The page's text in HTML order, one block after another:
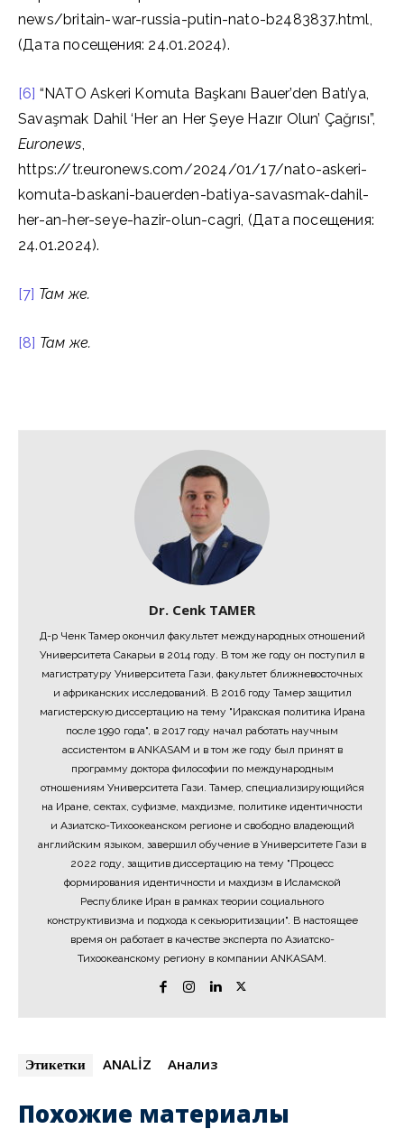
news/britain-war-russia-putin-nato-b2483837.html,
(Дата посещения: 24.01.2024).
[6] “NATO Askeri Komuta Başkanı Bauer’den Batı’ya,
Savaşmak Dahil ‘Her an Her Şeye Hazır Olun’ Çağrısı”,
Euronews,
https://tr.euronews.com/2024/01/17/nato-askeri-
komuta-baskani-bauerden-batiya-savasmak-dahil-
her-an-her-seye-hazir-olun-cagri, (Дата посещения:
24.01.2024).
[7] Там же.
[8] Там же.
Dr. Cenk TAMER
Д-р Ченк Тамер окончил факультет международных отношений
Университета Сакарьи в 2014 году. В том же году он поступил в
магистратуру Университета Гази, факультет ближневосточных
и африканских исследований. В 2016 году Тамер защитил
магистерскую диссертацию на тему "Иракская политика Ирана
после 1990 года", в 2017 году начал работать научным
ассистентом в ANKASAM и в том же году был принят в
программу доктора философии по международным
отношениям Университета Гази. Тамер, специализирующийся
на Иране, сектах, суфизме, махдизме, политике идентичности
и Азиатско-Тихоокеанском регионе и свободно владеющий
английским языком, завершил обучение в Университете Гази в
2022 году, защитив диссертацию на тему "Процесс
формирования идентичности и махдизм в Исламской
Республике Иран в рамках теории социального
конструктивизма и подхода к секьюритизации". В настоящее
время он работает в качестве эксперта по Азиатско-
Тихоокеанскому региону в компании ANKASAM.
Этикетки ANALİZ Анализ
Похожие материалы